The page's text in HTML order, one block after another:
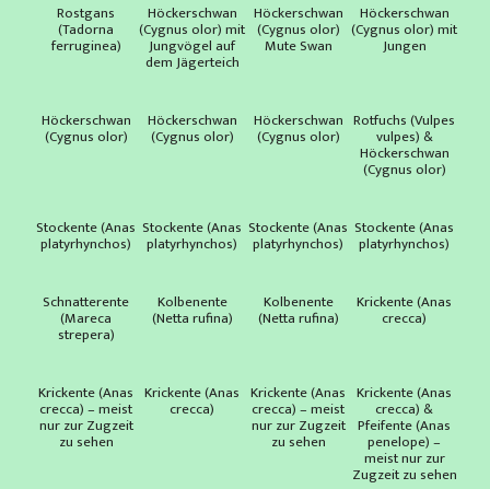
Rostgans
(Tadorna
ferruginea)
Höckerschwan
(Cygnus olor) mit
Jungvögel auf
dem Jägerteich
Höckerschwan
(Cygnus olor)
Mute Swan
Höckerschwan
(Cygnus olor) mit
Jungen
Höckerschwan
(Cygnus olor)
Höckerschwan
(Cygnus olor)
Höckerschwan
(Cygnus olor)
Rotfuchs (Vulpes
vulpes) &
Höckerschwan
(Cygnus olor)
Stockente (Anas
platyrhynchos)
Stockente (Anas
platyrhynchos)
Stockente (Anas
platyrhynchos)
Stockente (Anas
platyrhynchos)
Schnatterente
(Mareca
strepera)
Kolbenente
(Netta rufina)
Kolbenente
(Netta rufina)
Krickente (Anas
crecca)
Krickente (Anas
crecca) – meist
nur zur Zugzeit
zu sehen
Krickente (Anas
crecca)
Krickente (Anas
crecca) – meist
nur zur Zugzeit
zu sehen
Krickente (Anas
crecca) &
Pfeifente (Anas
penelope) –
meist nur zur
Zugzeit zu sehen